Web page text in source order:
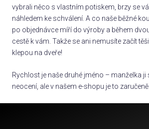
vybrali něco s vlastním potiskem, brzy se
náhledem ke schválení. A co naše běžné
po objednávce míří do výroby a během
cestě k vám. Takže se ani nemusíte začít
klepou na dveře!
Rychlost je naše druhé jméno – manželka
neocení, ale v našem e-shopu je to